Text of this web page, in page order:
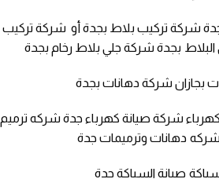
شركة تركيب بلاط بجدة أو شركة تركيب
بجدة شركة جلي بلاط رخام بجدة
بجازان شركة دهانات بجدة
شركة صيانة كهرباء جدة شركه ترميم
شركه دهانات وترميمات جدة
صيانة السباكة جدة